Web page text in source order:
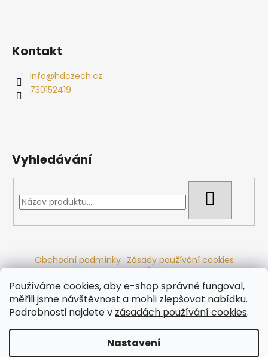
Používáme cookies, aby e-shop správně fungoval,
měřili jsme návštěvnost a mohli zlepšovat nabídku.
Podrobnosti najdete v zásadách používání cookies.
Nastavení
Kontakt
info@hdczech.cz
730152419
Vyhledávání
Obchodní podmínky Zásady používání cookies
Ochrana osobních údajů Dřevěné sauny
Odstoupení od smlouvy Reklamační řád Kontakty
Koupací sudy
Radiátory